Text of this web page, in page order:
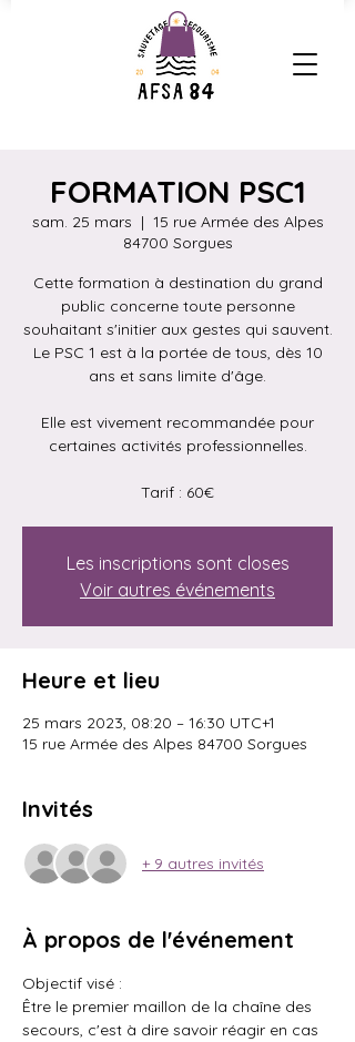
FORMATION PSC1
sam. 25 mars
  |
15 rue Armée des Alpes
84700 Sorgues
Cette formation à destination du grand
public concerne toute personne
souhaitant s'initier aux gestes qui sauvent.
Le PSC 1 est à la portée de tous, dès 10
ans et sans limite d'âge.
Elle est vivement recommandée pour
certaines activités professionnelles.
Tarif : 60€
Les inscriptions sont closes
Voir autres événements
Heure et lieu
25 mars 2023, 08:20 – 16:30 UTC+1
15 rue Armée des Alpes 84700 Sorgues
Invités
+ 9 autres invités
À propos de l'événement
Objectif visé :
Être le premier maillon de la chaîne des
secours, c'est à dire savoir réagir en cas